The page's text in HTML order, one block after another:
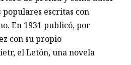
populares escritas con
En 1931 publicó, por
con su propio
el Letón, una novela